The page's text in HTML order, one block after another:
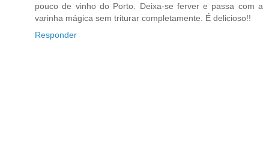
pouco de vinho do Porto. Deixa-se ferver e passa com a
varinha mágica sem triturar completamente. É delicioso!!
Responder